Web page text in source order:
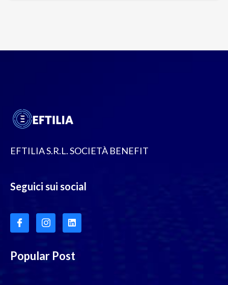
EFTILIA S.R.L. SOCIETÀ BENEFIT
Seguici sui social
Popular Post